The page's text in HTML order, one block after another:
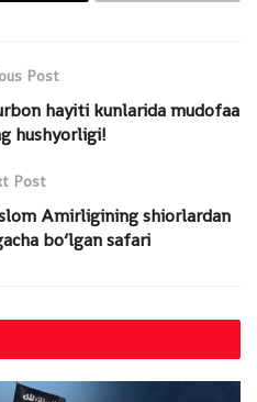
Post
hayiti kunlarida mudofaa
hushyorligi!
Post
Amirligining shiorlardan
bo‘lgan safari